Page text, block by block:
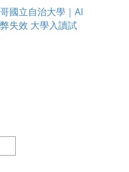
國立自治大學｜AI
失效 大學入讀試